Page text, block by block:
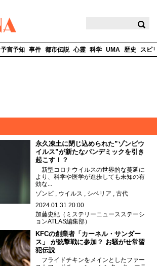
予言予知 事件 都市伝説 心霊 科学 UMA 歴史 スピ
永久凍土に閉じ込められた”ゾンビウ
イルス”が新たなパンデミックを引き
起こす！？
新型コロナウイルスの世界的な蔓延に
より、科学や医学が進歩しても未知の有
効な...
ゾンビ
ウイルス シベリア
古代
2024.01.31 20:00
加藤史紀（ミステリーニュースステーシ
ョンATLAS編集部）
KFCの創業者「カーネル・サンダー
ス」 が銃撃戦に参加？ お騒がせ常習
犯伝説
フライドチキンをメインとしたファー